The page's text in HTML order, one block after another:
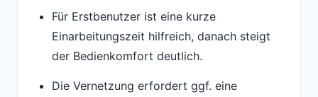
Für Erstbenutzer ist eine kurze
Einarbeitungszeit hilfreich, danach steigt
der Bedienkomfort deutlich.
Die Vernetzung erfordert ggf. eine